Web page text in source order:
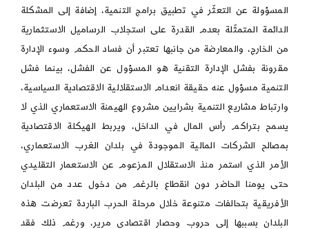
المسؤولة عن التعثّر في تطبيق برامج التنمية، إضافة إلى المشكلة
الدائمة المتمثّلة بعدم القدرة على استجلاب الرساميل الاستثمارية
من الخارج، والمعارضة من جانبها تعتبر أن فساد الحكم وسوء الإدارة
مقرونة بفشل الإدارة التقنية هو المسؤول عن الفشل، بينما فشل
التنمية مسؤول عنه حقيقة انعدام الاستقلالية الاقتصادية السياسية،
وارتباط مشاريع التنمية بشرايين مشروع الهيمنة الاستعماري الذي لا
يسمح بتراكم رأس المال في الداخل، ويربط الهيكلة الاقتصادية
بمصالح الشركات المالية الموجودة في بلدان الغرب الاستعماري،
الأمر الذي استمر منذ الاستقلال المزعوم عن الاستعمار التقليدي
حتى يومنا الحاضر دون انقطاع بالرغم من دخول عدد من البلدان
الأفريقية بتحالفات متنوعة خلال مرحلة الحرب الباردة تعرضت هذه
البلدان بسببها إلى حروب وحصار اقتصادي مرير، ورغم ذلك فقد